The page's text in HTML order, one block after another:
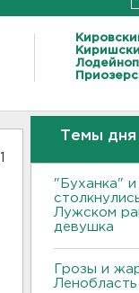
Темы дня
"Буханка"
Лужском
девушка
Грозы и
Ленобласть